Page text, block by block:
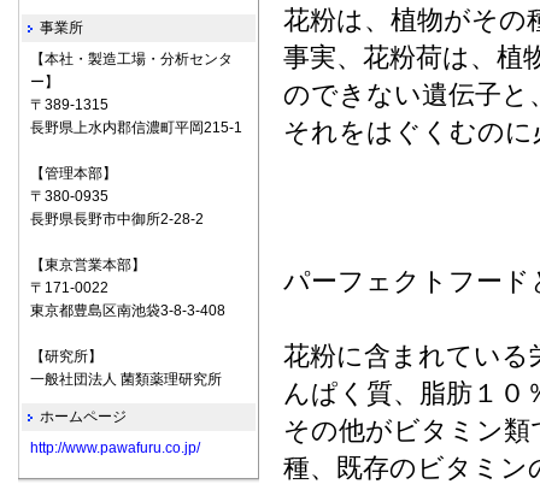
花粉は、植物がその
事実、花粉荷は、植
のできない遺伝子と
それをはぐくむの
パーフェクトフー
花粉に含まれている
んぱく質、脂肪１０
その他がビタミン
種、既存のビタミ
事業所
【本社・製造工場・分析センタ
ー】
〒389-1315
長野県上水内郡信濃町平岡215-1
【管理本部】
〒380-0935
長野県長野市中御所2-28-2
【東京営業本部】
〒171-0022
東京都豊島区南池袋3-8-3-408
【研究所】
一般社団法人 菌類薬理研究所
ホームページ
http://www.pawafuru.co.jp/